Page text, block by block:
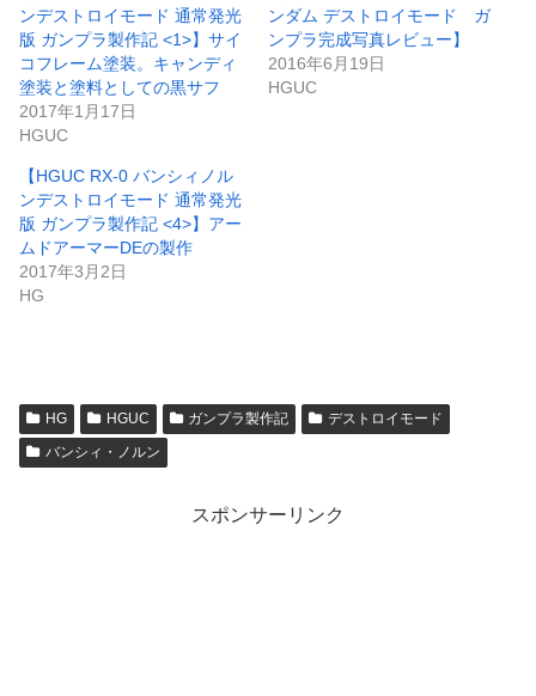
ンデストロイモード 通常発光
版 ガンプラ製作記 <1>】サイ
コフレーム塗装。キャンディ
塗装と塗料としての黒サフ
2017年1月17日
HGUC
ンダム デストロイモード ガ
ンプラ完成写真レビュー】
2016年6月19日
HGUC
【HGUC RX-0 バンシィノル
ンデストロイモード 通常発光
版 ガンプラ製作記 <4>】アー
ムドアーマーDEの製作
2017年3月2日
HG
HG HGUC ガンプラ製作記
デストロイモード
バンシィ・ノルン
スポンサーリンク